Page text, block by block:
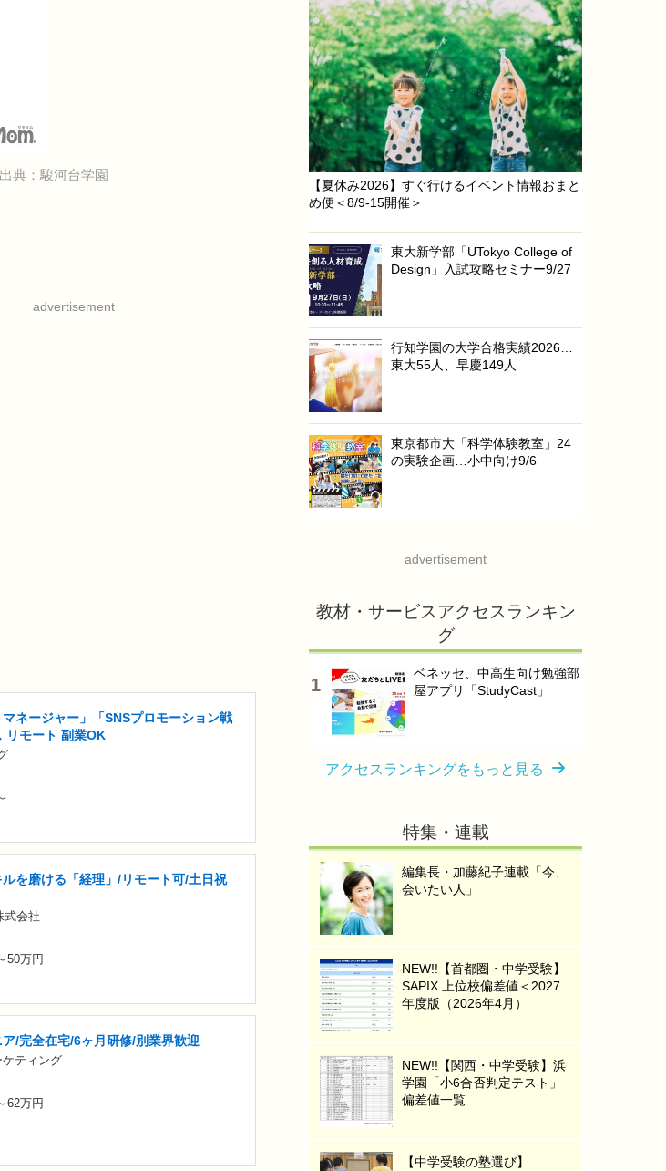
典：駿河台学園
advertisement
マネージャー」「SNSプロモーション戦
リモート 副業OK
を磨ける「経理」/リモート可/土日祝
式会社
50万円
/完全在宅/6ヶ月研修/別業界歓迎
ティング
62万円
【夏休み2026】すぐ行けるイベント情報おまと
め便＜8/9-15開催＞
東大新学部「UTokyo College of
Design」入試攻略セミナー9/27
行知学園の大学合格実績2026…
東大55人、早慶149人
東京都市大「科学体験教室」24
の実験企画…小中向け9/6
advertisement
教材・サービスアクセスランキン
グ
ベネッセ、中高生向け勉強部
屋アプリ「StudyCast」
アクセスランキングをもっと見る
特集・連載
編集長・加藤紀子連載「今、
会いたい人」
NEW!!【首都圏・中学受験】
SAPIX 上位校偏差値＜2027
年度版（2026年4月）
NEW!!【関西・中学受験】浜
学園「小6合否判定テスト」
偏差値一覧
【中学受験の塾選び】